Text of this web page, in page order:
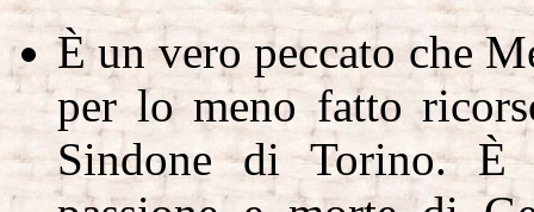
È un vero peccato che
per lo meno fatto
Sindone di Torino. È